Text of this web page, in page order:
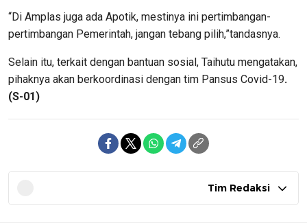
“Di Amplas juga ada Apotik, mestinya ini pertimbangan-
pertimbangan Pemerintah, jangan tebang pilih,”tandasnya.
Selain itu, terkait dengan bantuan sosial, Taihutu mengatakan,
pihaknya akan berkoordinasi dengan tim Pansus Covid-19.
(S-01)
Tim Redaksi